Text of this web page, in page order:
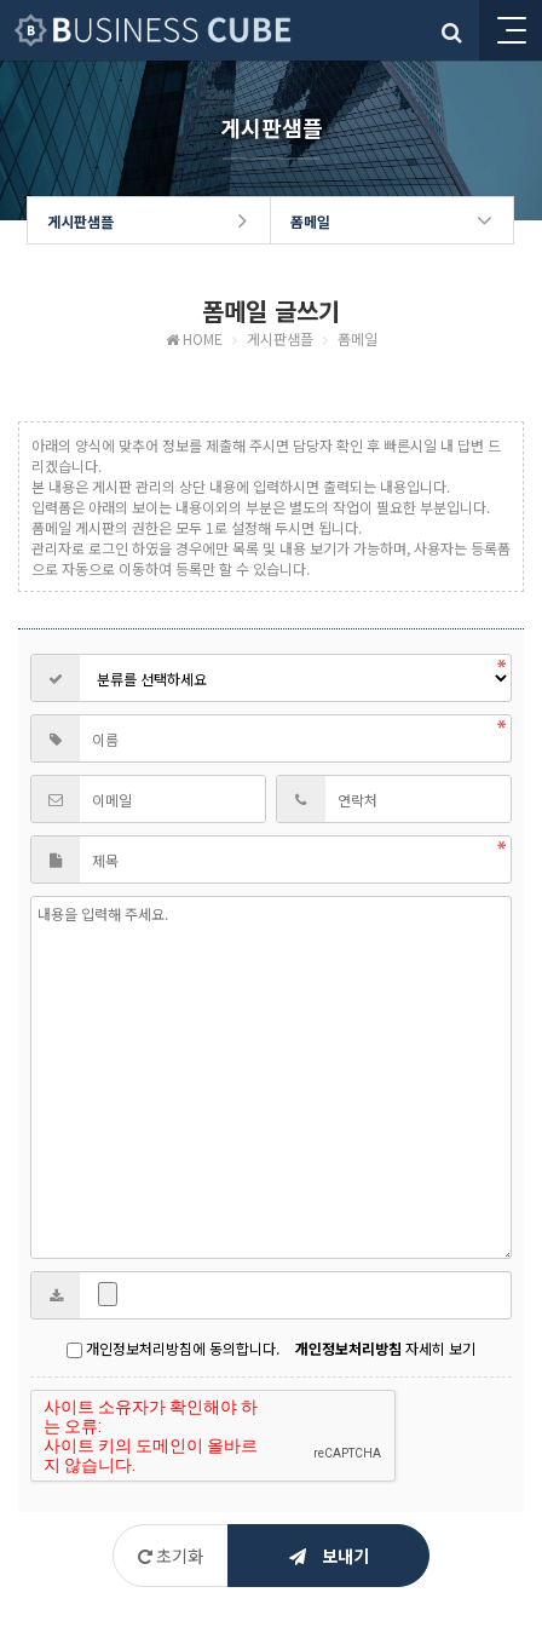
게시판샘플
게시판샘플 폼메일
폼메일 글쓰기
HOME 게시판샘플 폼메일
아래의 양식에 맞추어 정보를 제출해 주시면 담당자 확인 후 빠른시일 내 답변 드
리겠습니다.
본 내용은 게시판 관리의 상단 내용에 입력하시면 출력되는 내용입니다.
입력폼은 아래의 보이는 내용이외의 부분은 별도의 작업이 필요한 부분입니다.
폼메일 게시판의 권한은 모두 1로 설정해 두시면 됩니다.
관리자로 로그인 하였을 경우에만 목록 및 내용 보기가 가능하며, 사용자는 등록폼
으로 자동으로 이동하여 등록만 할 수 있습니다.
개인정보처리방침에 동의합니다. 개인정보처리방침 자세히 보기
초기화 보내기